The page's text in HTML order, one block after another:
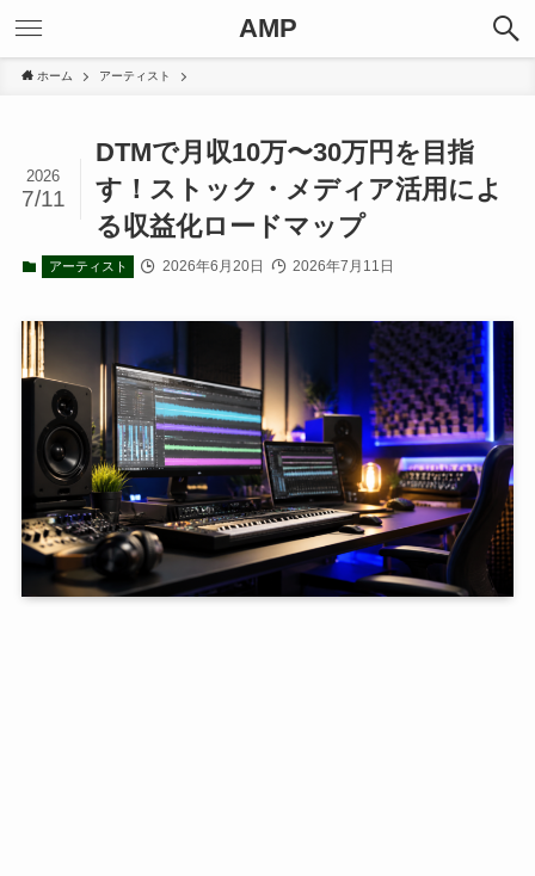
AMP
ホーム アーティスト
DTMで月収10万〜30万円を目指
す！ストック・メディア活用によ
る収益化ロードマップ
2026
7/11
アーティスト 2026年6月20日 2026年7月11日